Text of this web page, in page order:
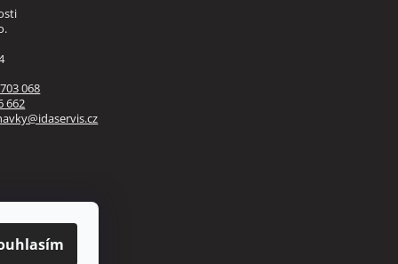
068
662